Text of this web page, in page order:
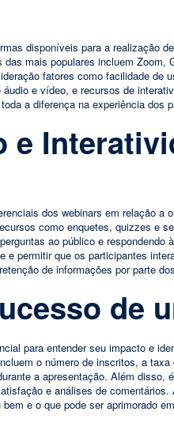
disponíveis para a realização
mais populares incluem Zoom,
fatores como facilidade de
e vídeo, e recursos de
a diferença na experiência dos
e
dos webinars em relação a
como enquetes, quizzes e
ao público e
e permitir que os participantes
de informações por parte
de
para entender seu impacto e
o número de inscritos, a
a apresentação. Além disso,
e análises de
e o que pode ser aprimorado